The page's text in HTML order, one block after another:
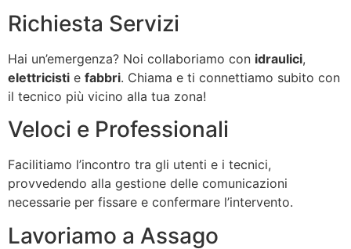
Richiesta Servizi
Hai un’emergenza? Noi collaboriamo con idraulici,
elettricisti e fabbri. Chiama e ti connettiamo subito con
il tecnico più vicino alla tua zona!
Veloci e Professionali
Facilitiamo l’incontro tra gli utenti e i tecnici,
provvedendo alla gestione delle comunicazioni
necessarie per fissare e confermare l’intervento.
Lavoriamo a Assago